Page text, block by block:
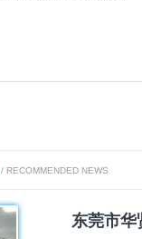
/ RECOMMENDED NEWS
东莞市华